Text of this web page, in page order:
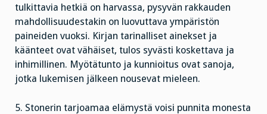
tulkittavia hetkiä on harvassa, pysyvän rakkauden
mahdollisuudestakin on luovuttava ympäristön
paineiden vuoksi. Kirjan tarinalliset ainekset ja
käänteet ovat vähäiset, tulos syvästi koskettava ja
inhimillinen. Myötätunto ja kunnioitus ovat sanoja,
jotka lukemisen jälkeen nousevat mieleen.
5. Stonerin tarjoamaa elämystä voisi punnita monesta